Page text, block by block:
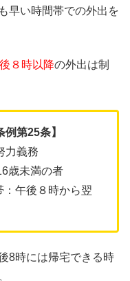
早い時間帯での外出を
８時以降の外出は制
第25条】
力義務
歳未満の者
：午後８時から翌
8時には帰宅できる時